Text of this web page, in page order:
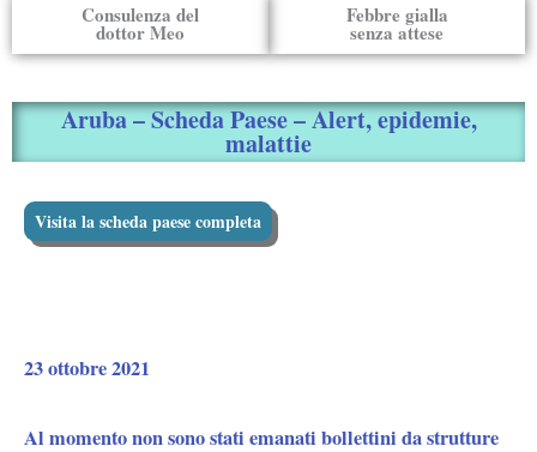
Consulenza del
dottor Meo
Febbre gialla
senza attese
Aruba – Scheda Paese – Alert, epidemie,
malattie
Visita la scheda paese completa
23 ottobre 2021
Al momentonon sono stati emanati bollettini da strutture